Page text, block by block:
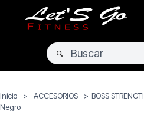
Inicio > ACCESORIOS > BOSS
Negro